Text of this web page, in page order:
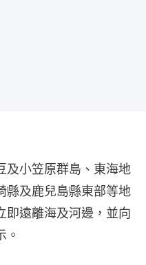
及小笠原群島、東海地
縣及鹿兒島縣東部等地
即遠離海及河邊，並向
。